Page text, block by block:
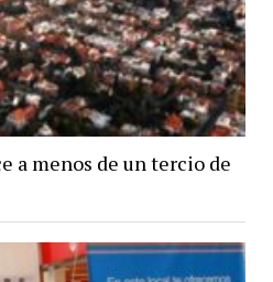
a menos de un tercio de